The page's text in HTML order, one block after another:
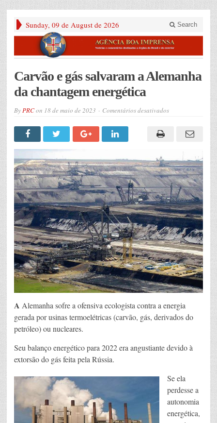
Sunday, 09 de August de 2026 Search
Carvão e gás salvaram a Alemanha
da chantagem energética
ByPRCon 18 de maio de 2023 Comentários desativadosem
salvaram
chantagem
energética
A Alemanha sofre a ofensiva ecologista contra a energia
gerada por usinas termoelétricas (carvão, gás, derivados do
petróleo) ou nucleares.
Seu balanço energético para 2022 era angustiante devido à
extorsão do gás feita pela Rússia.
Se ela
perdesse a
autonomia
energética,